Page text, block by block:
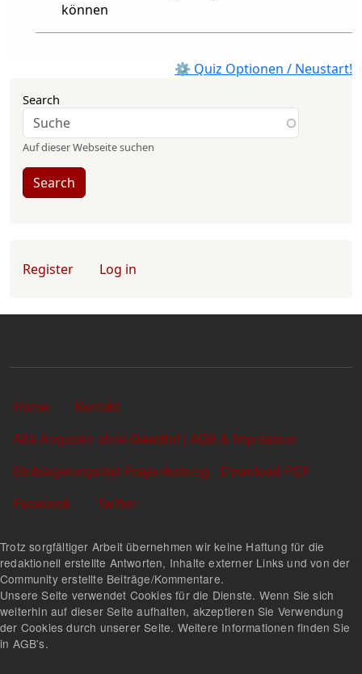
können
⚙ Quiz Optionen / Neustart!
Search
Auf dieser Webseite suchen
Search
User account menu
Register Log in
Sekundärlinks
Home
Kontakt
Alle Angaben ohne Gewähr! | AGB & Impressum
Einbürgerungstest Fragenkatalog - Download PDF
Facebook
Twitter
Trotz sorgfältiger Arbeit übernehmen wir keine Haftung für die
redaktionell erstellte Antworten, Inhalte externer Links und von der
Community erstellte Beiträge/Kommentare.
Unsere Seite verwendet Cookies für die Dienste. Wenn Sie sich
weiterhin auf dieser Seite aufhalten, akzeptieren Sie Verwendung
der Cookies durch unserer Seite. Weitere Informationen finden Sie
in AGB's.